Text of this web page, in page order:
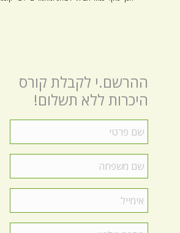
ההרשם.י לקבלת קורס
היכרות ללא תשלום!
פרטי
*
משפחה *